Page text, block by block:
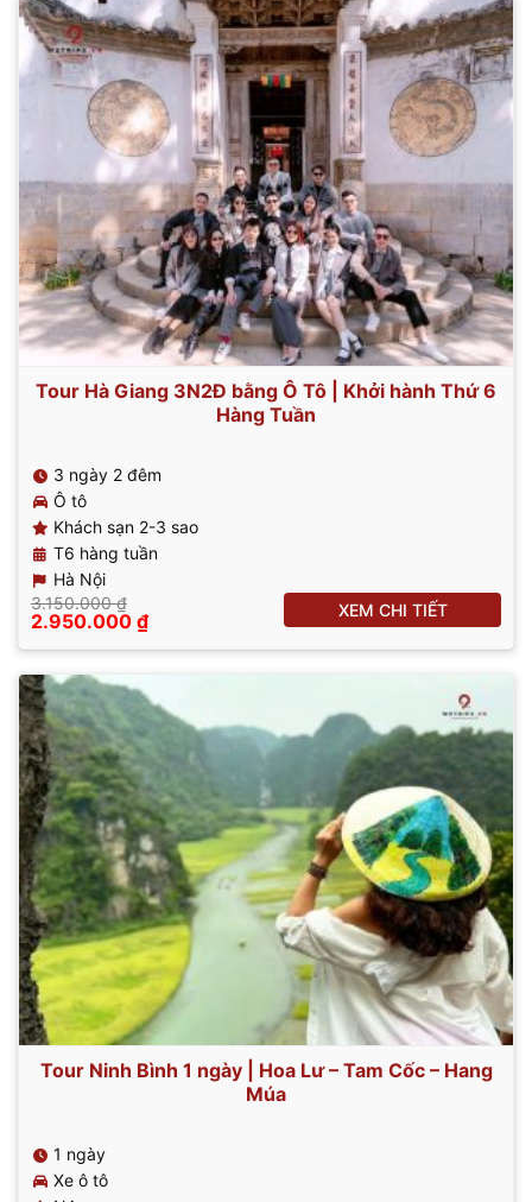
1.070.000 ₫.
Tour Hà Giang 3N2Đ bằng Ô Tô | Khởi hành Thứ 6
Hàng Tuần
3 ngày 2 đêm
Ô tô
Khách sạn 2-3 sao
T6 hàng tuần
Hà Nội
3.150.000₫
Giá
là:
3.150.000 ₫.
2.950.000 ₫Giá
hiện
tại
2.950.000 ₫.
XEM CHI TIẾT
Tour Ninh Bình 1 ngày | Hoa Lư – Tam Cốc – Hang
Múa
1 ngày
Xe ô tô